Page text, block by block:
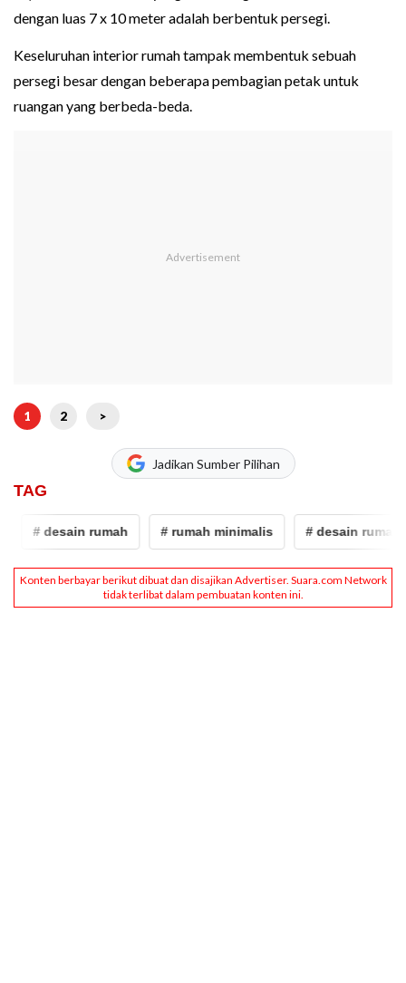
dengan luas 7 x 10 meter adalah berbentuk persegi.
Keseluruhan interior rumah tampak membentuk sebuah
persegi besar dengan beberapa pembagian petak untuk
ruangan yang berbeda-beda.
1 2 >
Jadikan Sumber Pilihan
TAG
# desain rumah # rumah minimalis # desain rumah